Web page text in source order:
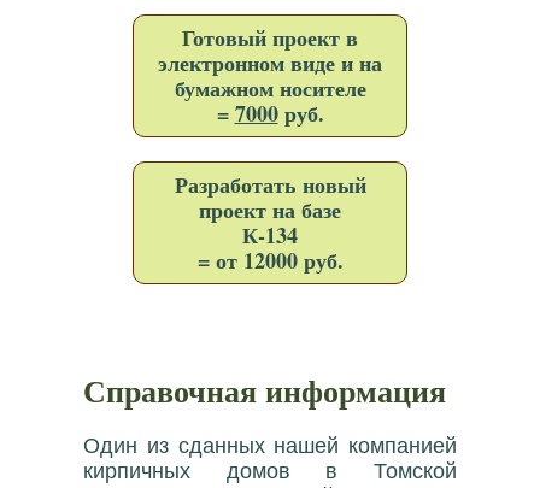
Готовый проект в
электронном виде и на
бумажном носителе
=7000руб.
Разработать новый
проект на базе
К-134
= от 12000 руб.
Справочная информация
Один из сданных нашей компанией
кирпичных домов в Томской